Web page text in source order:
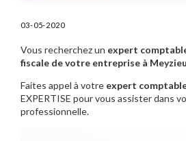
03-05-2020
Vous recherchez un expert
fiscale de votre entreprise à Meyzieu
Faites appel à votre expert
EXPERTISE pour vous assister dans
professionnelle.